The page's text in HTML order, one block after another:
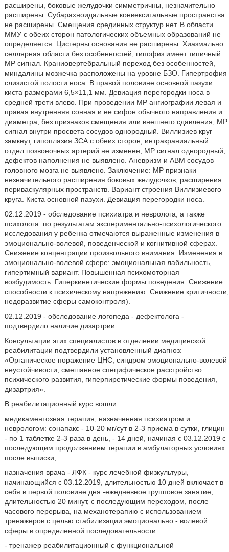
расширены, боковые желудочки симметричны, незначительно
расширены. Субарахноидальные конвекситальные пространства
не расширены. Смещения срединных структур нет. В области
ММУ с обеих сторон патологических объемных образований не
определяется. Цистерны основания не расширены. Хиазмально
селлярная области без особенностей, гипофиз имеет типичный
MP сигнал. Краниовертебральный переход без особенностей,
миндалины мозжечка расположены на уровне БЗО. Гипертрофия
слизистой полости носа. В правой половине основной пазухи
киста размерами 6,5×11,1 мм. Девиация перегородки носа в
средней трети влево. При проведении MP ангиографии левая и
правая внутренняя сонная и ее сифон обычного направления и
диаметра, без признаков смещения или внешнего сдавления, MP
сигнал внутри просвета сосудов однородный. Виллизиев круг
замкнут, гипоплазия ЗСА с обеих сторон, интракраниальный
отдел позвоночных артерий не изменен, MP сигнал однородный,
дефектов наполнения не выявлено. Аневризм и АВМ сосудов
головного мозга не выявлено. Заключение: MP признаки
незначительного расширения боковых желудочков, расширения
периваскулярных пространств. Вариант строения Виллизиевого
круга. Киста основной пазухи. Девиация перегородки носа.
02.12.2019 - обследование психиатра и невролога, а также
психолога: по результатам экспериментально-психологического
исследования у ребенка отмечаются выраженные изменения в
эмоционально-волевой, поведенческой и когнитивной сферах.
Снижение концентрации произвольного внимания. Изменения в
эмоционально-волевой сфере: эмоциональная лабильность,
гипертимный вариант. Повышенная психомоторная
возбудимость. Гиперкинетические формы поведения. Снижение
способности к психическому напряжению. Снижение критичности,
недоразвитие сферы самоконтроля).
02.12.2019 - обследование логопеда - дефектолога -
подтвердило наличие дизартрии.
Консультации этих специалистов в отделении медицинской
реабилитации подтвердили установленный диагноз:
«Органическое поражение ЦНС, синдром эмоционально-волевой
неустойчивости, смешанное специфическое расстройство
психического развития, гиперпиретические формы поведения,
дизартрия».
В реабилитационный курс вошли:
медикаментозная терапия, назначенная психиатром и
неврологом: сонапакс - 10-20 мг/сут в 2-3 приема в сутки, глицин
- по 1 таблетке 2-3 раза в день, - 14 дней, начиная с 03.12.2019 с
последующим продолжением терапии в амбулаторных условиях
после выписки;
назначения врача - ЛФК - курс лечебной физкультуры,
начинающийся с 03.12.2019, длительностью 10 дней включает в
себя в первой половине дня -ежедневное групповое занятие,
длительностью 20 минут, с последующим переходом, после
часового перерыва, на механотерапию с использованием
тренажеров с целью стабилизации эмоционально - волевой
сферы в определенной последовательности:
- тренажер реабилитационный с функциональной